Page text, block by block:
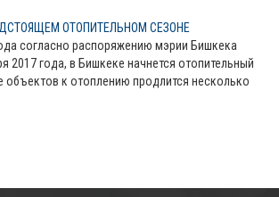
ОТОПИТЕЛЬНОМ СЕЗОНЕ
согласно распоряжению мэрии Бишкека
2017 года, в Бишкеке начнется отопительный
объектов к отоплению продлится несколько